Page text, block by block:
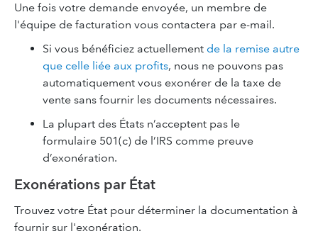
Une fois votre demande envoyée, un membre de
l'équipe de facturation vous contactera par e-mail.
Si vous bénéficiez actuellement de la remise autre
que celle liée aux profits, nous ne pouvons pas
automatiquement vous exonérer de la taxe de
vente sans fournir les documents nécessaires.
La plupart des États n’acceptent pas le
formulaire 501(c) de l’IRS comme preuve
d’exonération.
Exonérations par État
Trouvez votre État pour déterminer la documentation à
fournir sur l'exonération.